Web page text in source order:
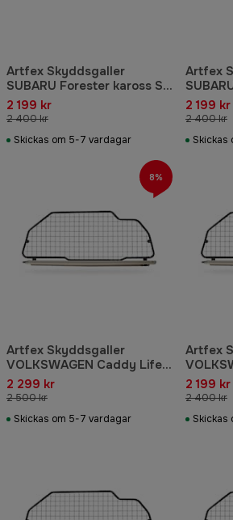
Artfex Skyddsgaller
SUBARU Forester kaross SH
generation III
2 199 kr
2 400 kr
Skickas om 5-7 vardagar
Artfex
2 199 kr
2 400 kr
Skickas
Artfex Skyddsgaller
VOLKSWAGEN Caddy Life /
Maxi Life 2020-
2 299 kr
2 500 kr
Skickas om 5-7 vardagar
8%
Artfex
2 199 kr
2 400 kr
Skickas